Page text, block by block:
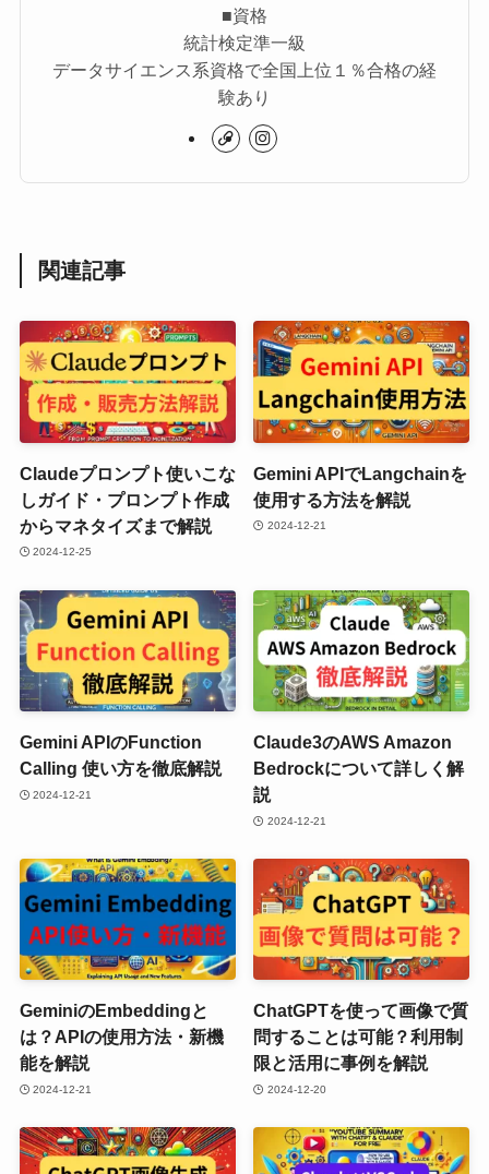
■資格
統計検定準一級
データサイエンス系資格で全国上位１％合格の経
験あり
関連記事
Claudeプロンプト使いこな
しガイド・プロンプト作成
からマネタイズまで解説
2024-12-25
Gemini APIでLangchainを
使用する方法を解説
2024-12-21
Gemini APIのFunction
Calling 使い方を徹底解説
2024-12-21
Claude3のAWS Amazon
Bedrockについて詳しく解
説
2024-12-21
GeminiのEmbeddingと
は？APIの使用方法・新機
能を解説
2024-12-21
ChatGPTを使って画像で質
問することは可能？利用制
限と活用に事例を解説
2024-12-20